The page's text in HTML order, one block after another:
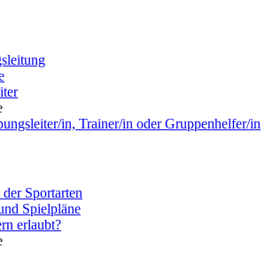
in, Trainer/in oder Gruppenhelfer/in
Sportarten
Spielpläne
erlaubt?